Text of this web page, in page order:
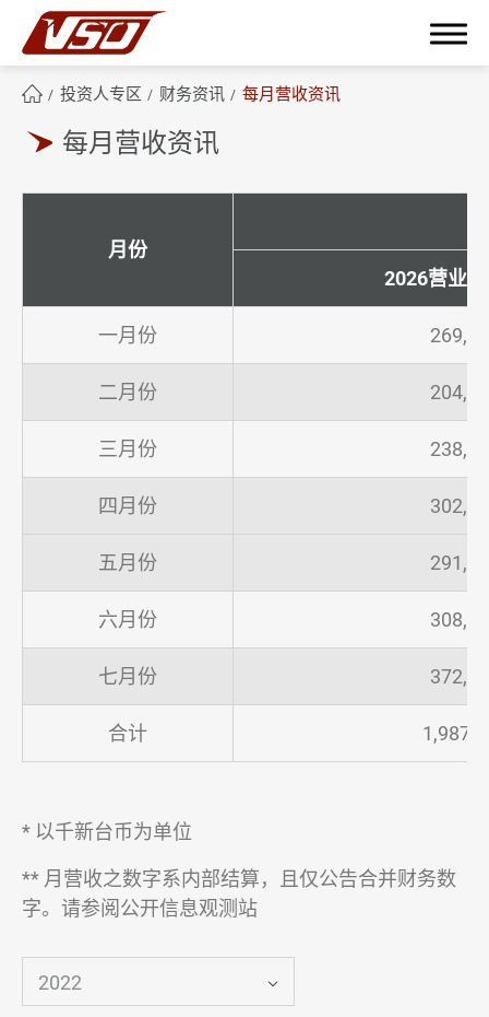
投资人专区 财务资讯 每月营收资讯
每月营收资讯
月份
2026营业
一月份
二月份
三月份
四月份
五月份
六月份
七月份
合计
* 以千新台币为单位
** 月营收之数字系内部结算，且仅公告合并财务数
字。请参阅公开信息观测站
2022
繁體中文 English 簡體中文
产品应用范畴
投资人专区
每月营收资讯
股东服务
法人说明会
联络我们